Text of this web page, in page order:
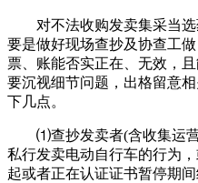
对不法收购发卖集采当选
要是做好现场查抄及协查工
票、账能否实正在、无效，
要沉视细节问题，出格留意
下几点。
⑴查抄发卖者(含收集运营
私行发卖电动自行车的行为
起或者正在认证证书暂停期